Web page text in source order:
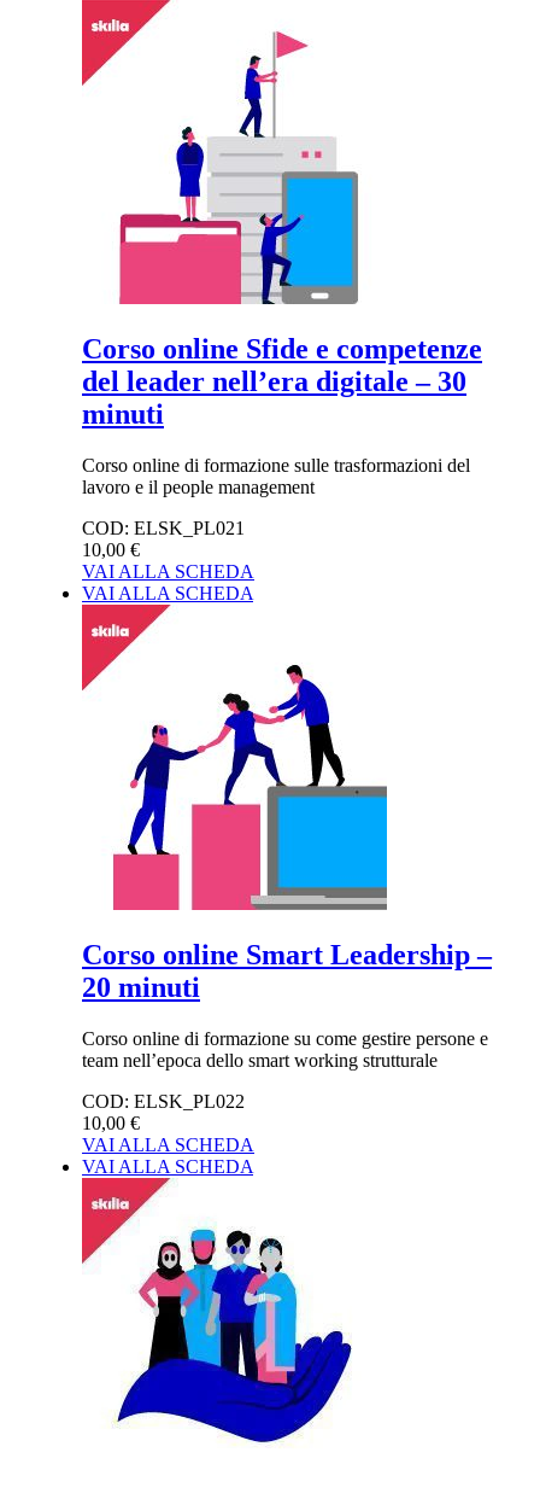
Corso online Sfide e competenze
del leader nell’era digitale – 30
minuti
Corso online di formazione sulle trasformazioni del
lavoro e il people management
COD: ELSK_PL021
10,00 €
VAI ALLA SCHEDA
VAI ALLA SCHEDA
Corso online Smart Leadership –
20 minuti
Corso online di formazione su come gestire persone e
team nell’epoca dello smart working strutturale
COD: ELSK_PL022
10,00 €
VAI ALLA SCHEDA
VAI ALLA SCHEDA